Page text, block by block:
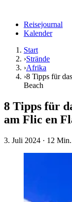
Reisejournal
Kalender
Start
›Strände
›Afrika
›8 Tipps für
Beach
8 Tipps für
am Flic en
3. Juli 2024 · 12